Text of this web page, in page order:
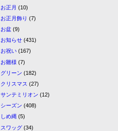
お正月 (10)
お正月飾り (7)
お盆 (9)
お知らせ (431)
お祝い (167)
お雛様 (7)
グリーン (182)
クリスマス (27)
サンテミリオン (12)
シーズン (408)
しめ縄 (5)
スワッグ (34)